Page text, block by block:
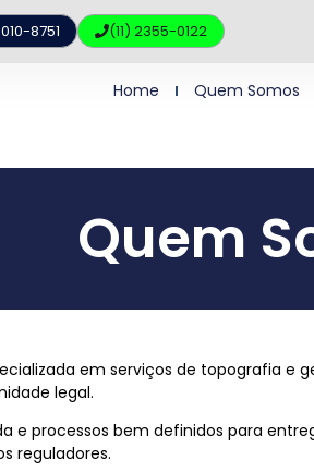
8751 (11) 2355-0122
Home Quem Somos
Quem
em serviços de topografia
legal.
e processos bem definidos para
reguladores.